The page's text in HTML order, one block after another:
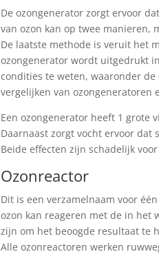
De ozongenerator zorgt ervoor
van ozon kan op twee manieren,
De laatste methode is veruit het
ozongenerator wordt uitgedrukt
condities te weten, waaronder
vergelijken van ozongeneratoren
Een ozongenerator heeft 1 grote
Daarnaast zorgt vocht ervoor
Beide effecten zijn schadelijk
Ozonreactor
Dit is een verzamelnaam voor
ozon kan reageren met de in het
zijn om het beoogde resultaat te
Alle ozonreactoren werken